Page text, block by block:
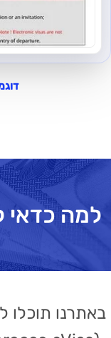
למה כדאי
באתרנו תוכלו